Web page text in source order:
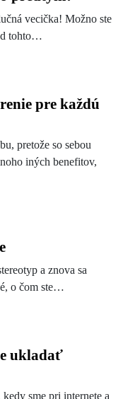
vecička! Možno ste
tohto…
pre každú
pretože so sebou
iných benefitov,
a znova sa
o čom ste…
ukladať
sme pri internete a